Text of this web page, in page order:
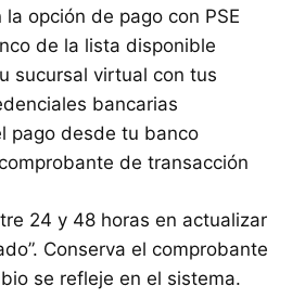
la opción de pago con PSE
de la lista disponible
sucursal virtual con tus
bancarias
pago desde tu banco
de transacción
24 y 48 horas en actualizar
Conserva el comprobante
se refleje en el sistema.